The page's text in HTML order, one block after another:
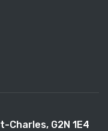
Charles, G2N 1E4